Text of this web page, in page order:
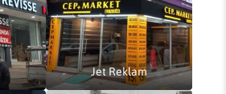
Jet Reklam